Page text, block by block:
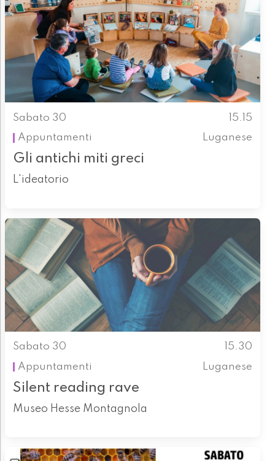
Sabato 30
15.15
Appuntamenti
Luganese
Gli antichi miti greci
L'ideatorio
Sabato 30
15.30
Appuntamenti
Luganese
Silent reading rave
Museo Hesse Montagnola